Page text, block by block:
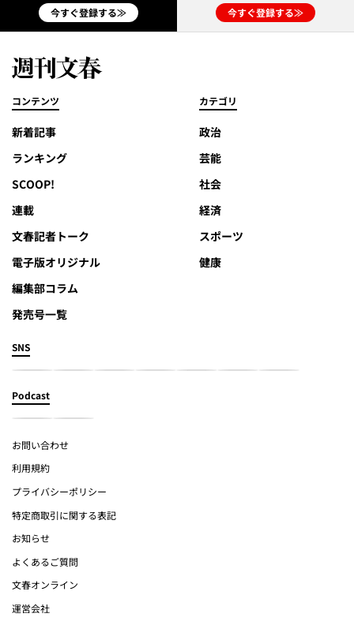
今すぐ登録する≫ 今すぐ登録する≫
コンテンツ
新着記事
ランキング
SCOOP!
連載
文春記者トーク
電子版オリジナル
編集部コラム
発売号一覧
カテゴリ
政治
芸能
社会
経済
スポーツ
健康
SNS
Podcast
お問い合わせ
利用規約
プライバシーポリシー
特定商取引に関する表記
お知らせ
よくあるご質問
文春オンライン
運営会社